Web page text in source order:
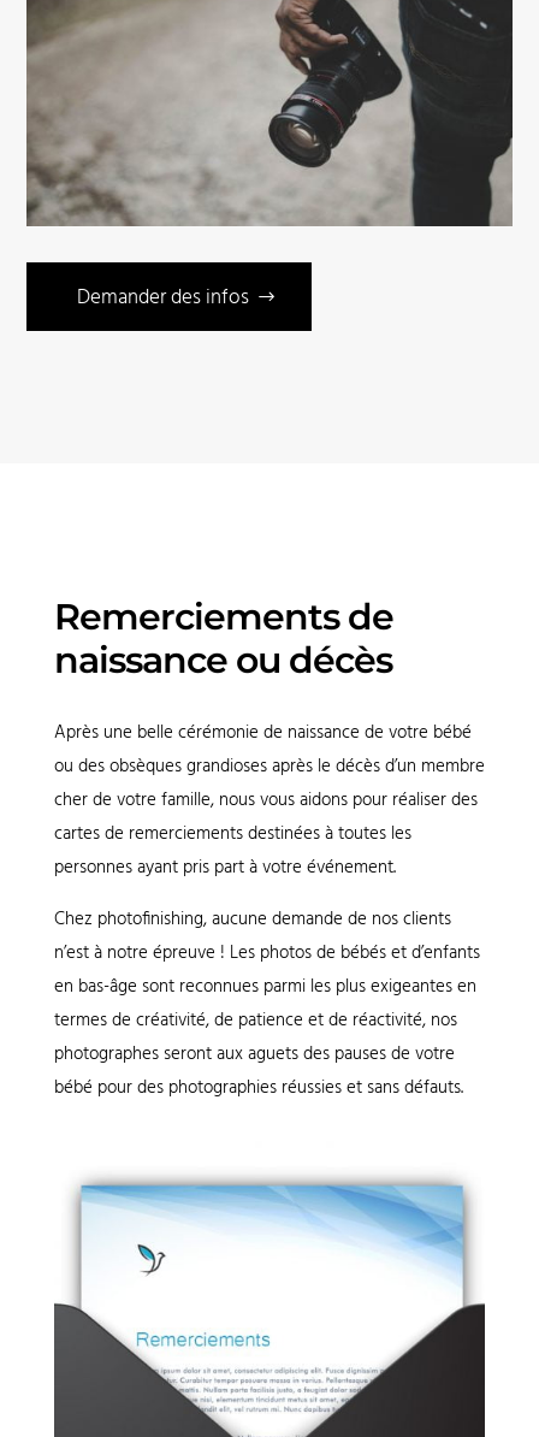
Demander des infos
Remerciements de
naissance ou décès
Après une belle cérémonie de naissance de votre bébé
ou des obsèques grandioses après le décès d’un membre
cher de votre famille, nous vous aidons pour réaliser des
cartes de remerciements destinées à toutes les
personnes ayant pris part à votre événement.
Chez photofinishing, aucune demande de nos clients
n’est à notre épreuve ! Les photos de bébés et d’enfants
en bas-âge sont reconnues parmi les plus exigeantes en
termes de créativité, de patience et de réactivité, nos
photographes seront aux aguets des pauses de votre
bébé pour des photographies réussies et sans défauts.